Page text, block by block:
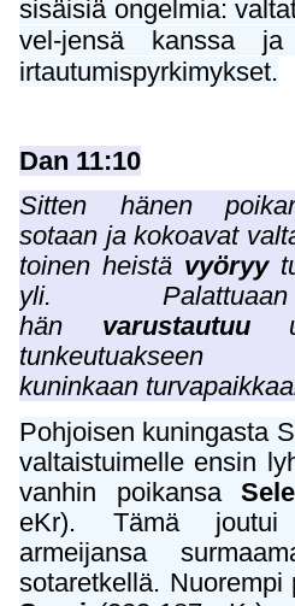
sisäisiä ongelmia:
vel-jensä kanssa
irtautumispyrkimykset.
Dan 11:10
Sitten hänen
sotaan ja kokoavat
toinen heistä vyöryy
yli.
hän varustautuu
kuninkaan
Pohjoisen kuningasta
valtaistuimelle ensin
vanhin poikansa
eKr). Tämä joutui
armeijansa
sotaretkellä.